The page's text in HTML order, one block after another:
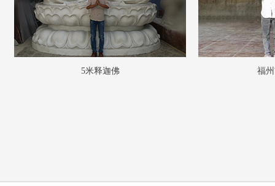
5米释迦佛 福